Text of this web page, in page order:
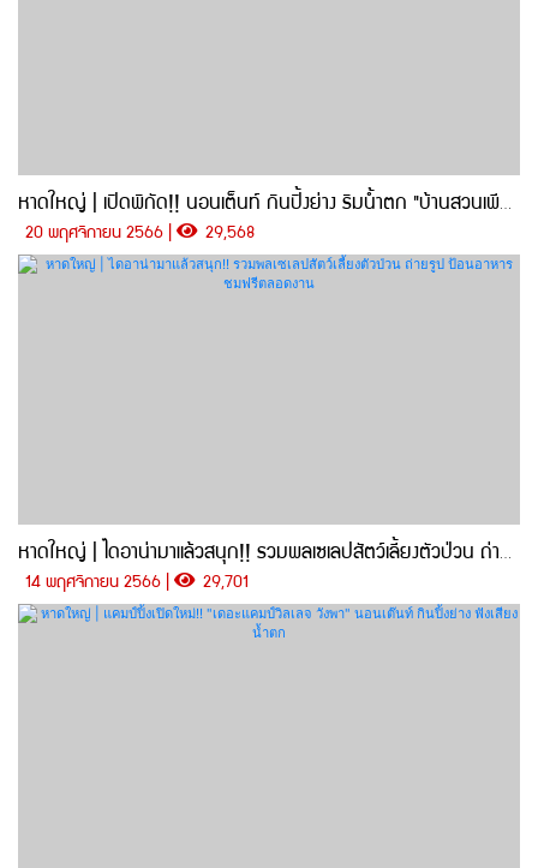
หาดใหญ่ | เปิดพิกัด!! นอนเต็นท์ กินปิ้งย่าง ริมน้ำตก "บ้านสวนเพียรภิรมย์ แคมป์ปิ้ง"
20 พฤศจิกายน 2566 | 29,568
หาดใหญ่ | ไดอาน่ามาแล้วสนุก!! รวมพลเซเลปสัตว์เลี้ยงตัวป่วน ถ่ายรูป ป้อนอาหาร ชมฟรีตลอดงาน
14 พฤศจิกายน 2566 | 29,701